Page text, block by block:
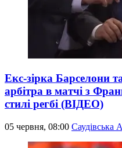
Екс-зірка Барселони
арбітра в матчі з
стилі регбі (ВІДЕО)
05 червня, 08:00 Саудівська